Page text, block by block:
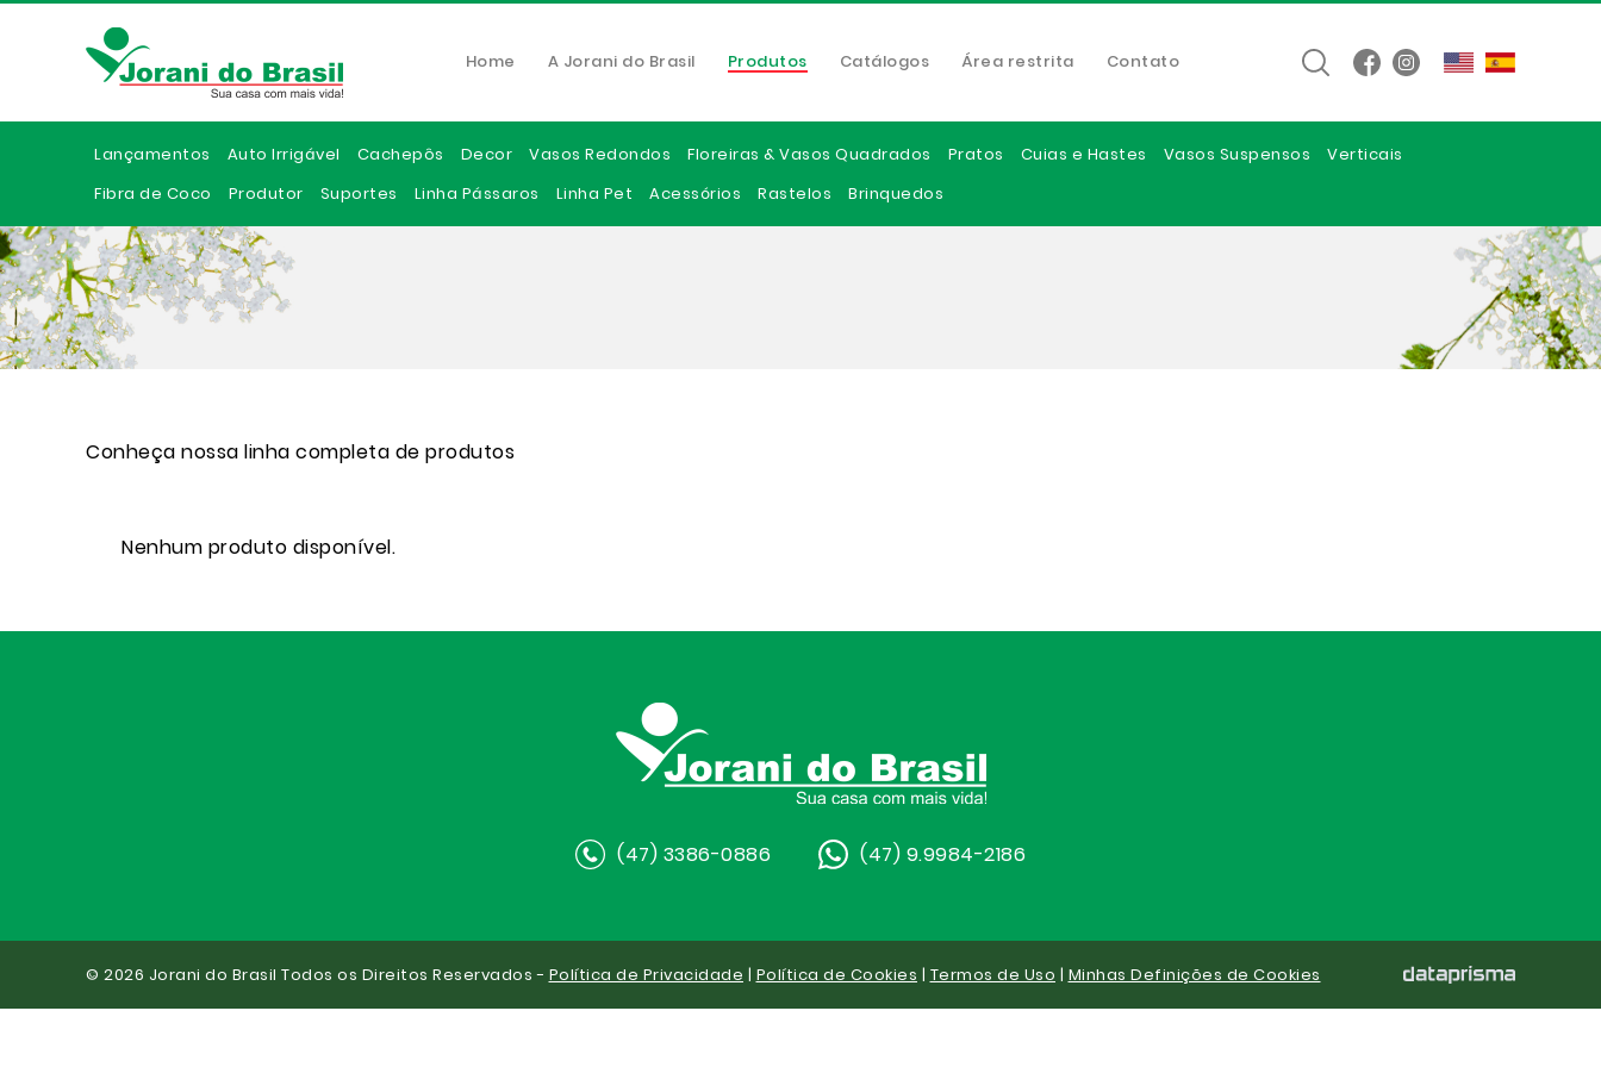
Home A Jorani do Brasil Produtos Catálogos Área restrita Contato
Lançamentos Auto Irrigável Cachepôs Decor Vasos Redondos Floreiras & Vasos Quadrados Pratos Cuias e Hastes Vasos Suspensos
Verticais
Fibra de Coco
Produtor Suportes Linha Pássaros Linha Pet Acessórios Rastelos Brinquedos
Conheça nossa linha completa de produtos
Nenhum produto disponível.
(47) 3386-0886 (47) 9.9984-2186
© 2026 Jorani do Brasil Todos os Direitos Reservados - Política de Privacidade | Política de Cookies | Termos de Uso | Minhas Definições de Cookies